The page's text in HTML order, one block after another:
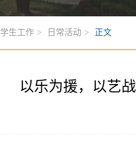
学生工作 > 日常活动 > 正文
以乐为援，以艺